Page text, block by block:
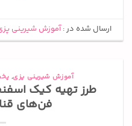
ارسال شده در :آموزش شیرینی
آموزش شیرینی پزی,
طرز تهیه کیک
فن‌های